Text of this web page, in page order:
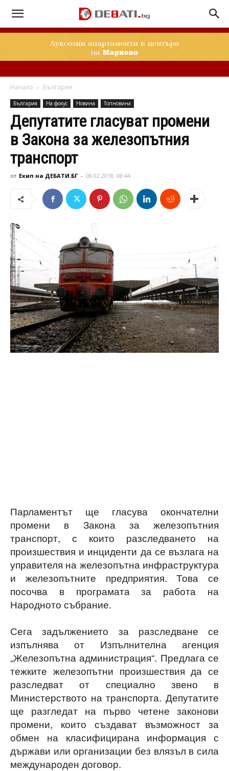
Начало България
България На фокус Новина Топновина
Депутатите гласуват промени
в Закона за железопътния
транспорт
от Екип на ДЕБАТИ.БГ - 08.02.2018, 08:44
Парламентът ще гласува окончателни
промени в Закона за железопътния
транспорт, с които разследването на
произшествия и инциденти да се възлага на
управителя на железопътна инфраструктура
и железопътните предприятия. Това се
посочва в програмата за работа на
Народното събрание.
Сега задължението за разследване се
изпълнява от Изпълнителна агенция
„Железопътна администрация“. Предлага се
тежките железопътни произшествия да се
разследват от специално звено в
Министерството на транспорта. Депутатите
ще разгледат на първо четене законови
промени, които създават възможност за
обмен на класифицирана информация с
държави или организации без влязъл в сила
международен договор.